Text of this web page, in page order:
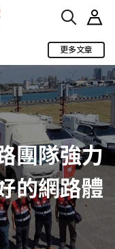
更多文章
團隊強力
的網路體